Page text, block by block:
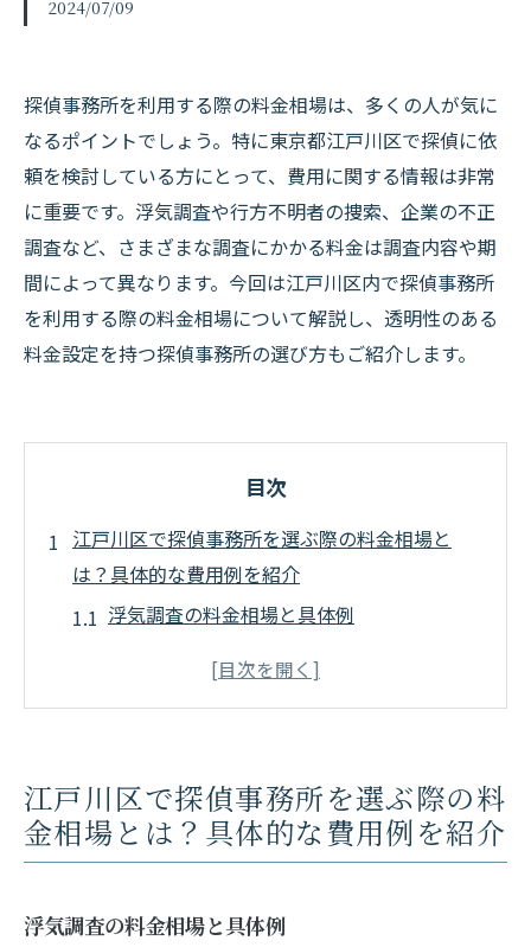
2024/07/09
探偵事務所を利用する際の料金相場は、多くの人が気に
なるポイントでしょう。特に東京都江戸川区で探偵に依
頼を検討している方にとって、費用に関する情報は非常
に重要です。浮気調査や行方不明者の捜索、企業の不正
調査など、さまざまな調査にかかる料金は調査内容や期
間によって異なります。今回は江戸川区内で探偵事務所
を利用する際の料金相場について解説し、透明性のある
料金設定を持つ探偵事務所の選び方もご紹介します。
目次
江戸川区で探偵事務所を選ぶ際の料金相場と
は？具体的な費用例を紹介
浮気調査の料金相場と具体例
人探しの費用と事例
探偵事務所の比較とおすすめポイント
探偵事務所の料金設定の違いとは？江戸川区で
料金設定の違いとその理由
江戸川区で探偵事務所を選ぶ際の料
金相場とは？具体的な費用例を紹介
浮気調査の料金相場と具体例